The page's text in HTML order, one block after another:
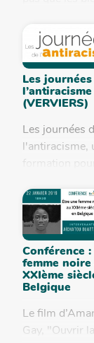
circulent sans
De
qu’ils soient...
Les journées
l’antiracisme
(VERVIERS)
Les journées
l'antiracisme,
discriminants
êtes
votre pratique
recrudescence
Conférence
femme noire
XXIème
Belgique
Le film
Gay, "Ouvrir